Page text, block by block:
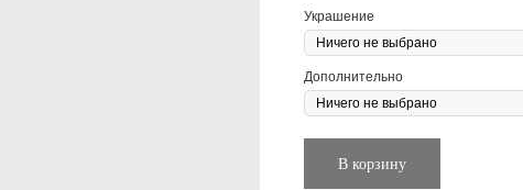
Украшение
Дополнительно
В корзину